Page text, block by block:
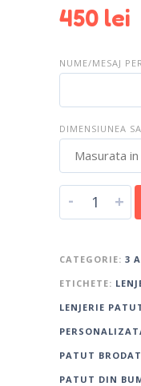
450 lei
NUME/MESAJ
DIMENSIUNEA
- +
CATEGORIE: 3
ETICHETE:
LENJERIE
PATUT
PATUT DIN